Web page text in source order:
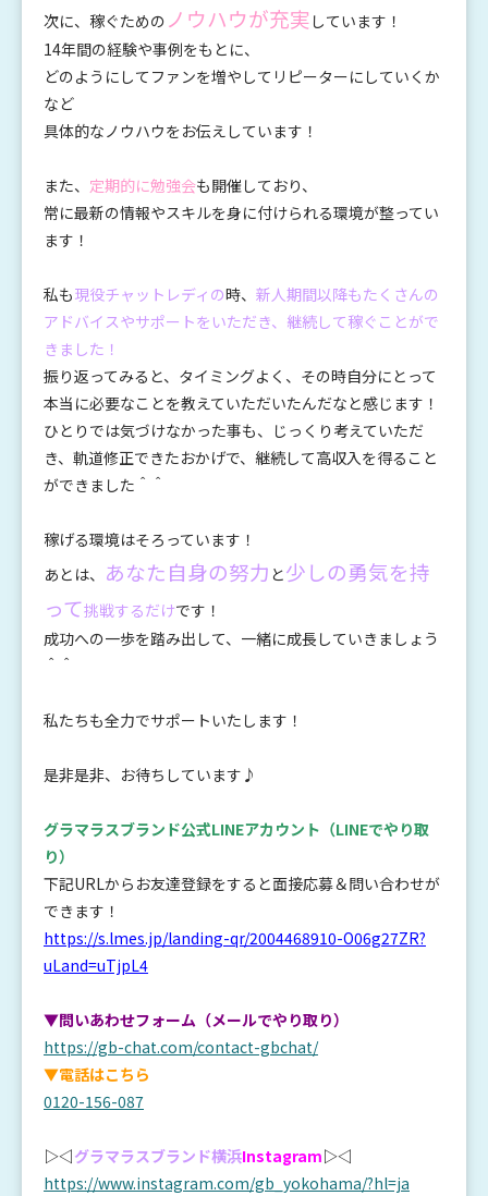
次に、稼ぐための ノウハウが充実 しています！
14年間の経験や事例をもとに、
どのようにしてファンを増やしてリピーターにしていくか
など
具体的なノウハウをお伝えしています！
また、 定期的に勉強会も開催しており、
常に最新の情報やスキルを身に付けられる環境が整ってい
ます！
私も現役チャットレディの時、 新人期間以降もたくさんの
アドバイスやサポートをいただき、継続して稼ぐことがで
きました！
振り返ってみると、タイミングよく、その時自分にとって
本当に必要なことを教えていただいたんだなと感じます！
ひとりでは気づけなかった事も、じっくり考えていただ
き、軌道修正できたおかげで、継続して高収入を得ること
ができました＾＾
稼げる環境はそろっています！
あとは、 あなた自身の努力 と少しの勇気を持
って挑戦するだけです！
成功への一歩を踏み出して、一緒に成長していきましょう
＾＾
私たちも全力でサポートいたします！
是非是非、お待ちしています♪
グラマラスブランド公式LINEアカウント （LINEでやり取
り）
下記URLからお友達登録をすると面接応募＆問い合わせが
できます！
https://s.lmes.jp/landing-qr/2004468910-O06g27ZR?
uLand=uTjpL4
▼問いあわせフォーム（メールでやり取り）
https://gb-chat.com/contact-gbchat/
▼電話はこちら
0120-156-087
▷◁グラマラスブランド横浜Instagram▷◁
https://www.instagram.com/gb_yokohama/?hl=ja